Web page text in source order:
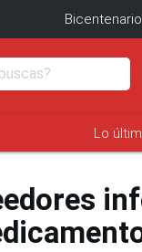
Bicentenario
Lo